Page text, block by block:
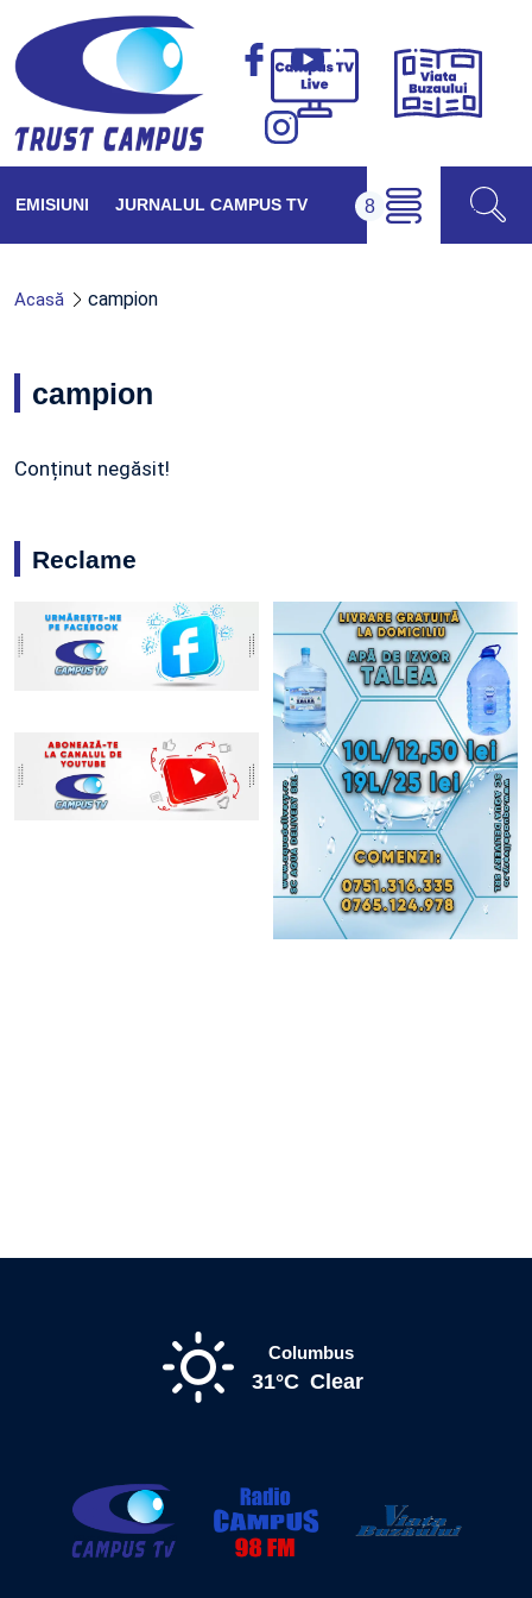
Campus
Viața
EMISIUNI JURNALUL CAMPUS TV
Acasă campion
campion
Conținut negăsit!
Reclame
Columbus
31°C Clear